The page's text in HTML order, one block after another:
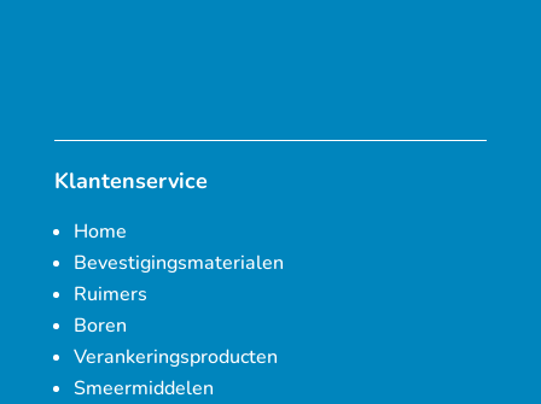
Klantenservice
Home
Bevestigingsmaterialen
Ruimers
Boren
Verankeringsproducten
Smeermiddelen